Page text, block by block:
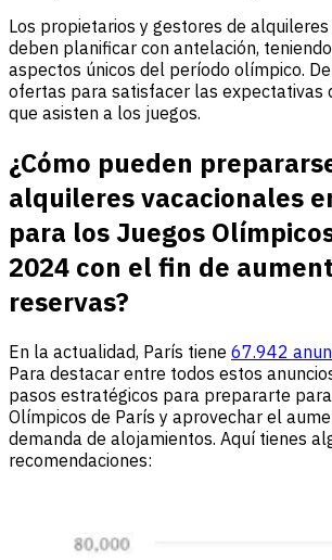
Los propietarios y gestores de
deben planificar con antelación,
aspectos únicos del período olímpico.
ofertas para satisfacer las expectativas
que asisten a los juegos.
¿Cómo pueden
alquileres vacacionales
para los Juegos
2024 con el fin de
reservas?
En la actualidad, París tiene 67.942
Para destacar entre todos estos
pasos estratégicos para prepararte
Olímpicos de París y aprovechar el
demanda de alojamientos. Aquí tienes
recomendaciones: